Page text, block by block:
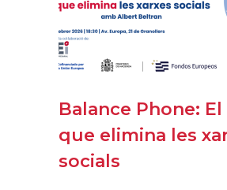
Balance Phone: El
que elimina les
socials